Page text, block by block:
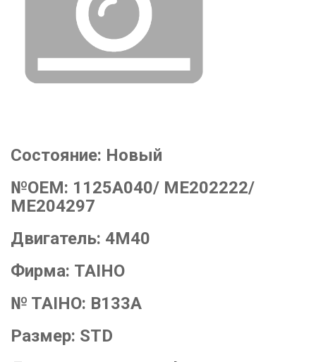
Состояние: Новый
№OEM: 1125A040/ ME202222/
ME204297
Двигатель: 4M40
Фирма: TAIHO
№ TAIHO: B133A
Размер: STD